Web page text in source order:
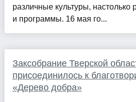
различные культуры, настолько
и программы. 16 мая го...
Заксобрание Тверской
присоединилось к
«Дерево добра»